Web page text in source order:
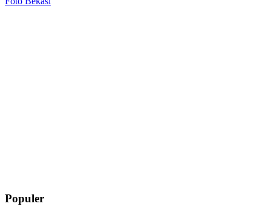
Populer